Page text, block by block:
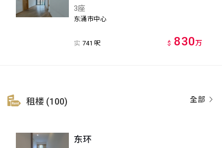
3座
东涌市中心
实 741 呎 $ 830万
全部
租楼 (100)
东环